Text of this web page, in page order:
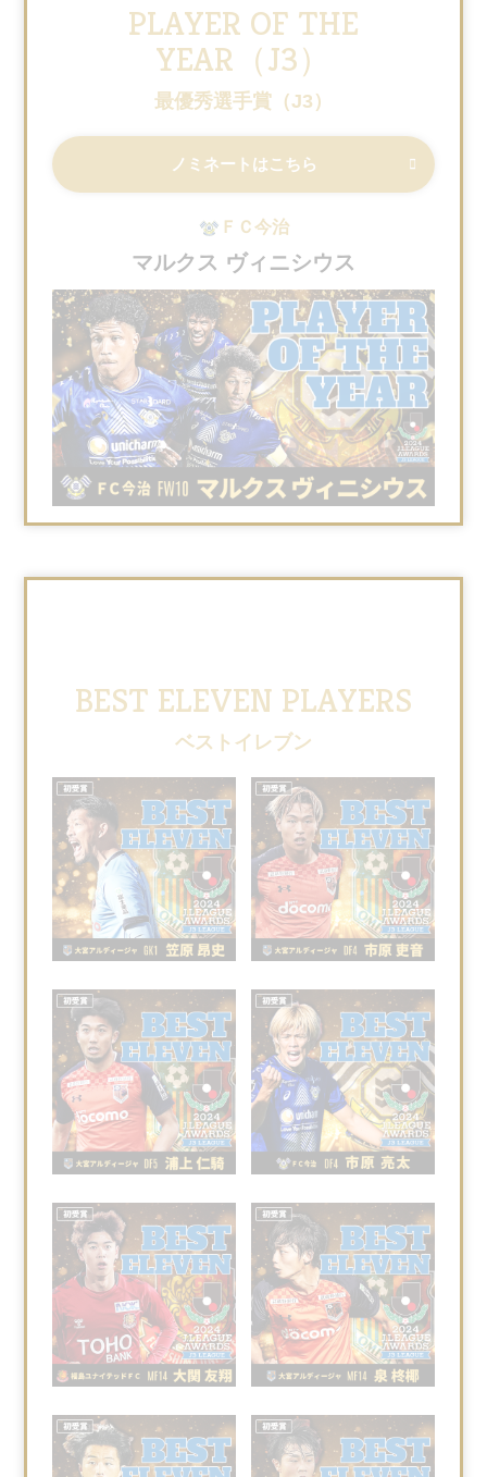
PLAYER OF THE
YEAR（J3）
最優秀選手賞（J3）
ノミネートはこちら
ＦＣ今治
マルクス ヴィニシウス
BEST ELEVEN PLAYERS
ベストイレブン